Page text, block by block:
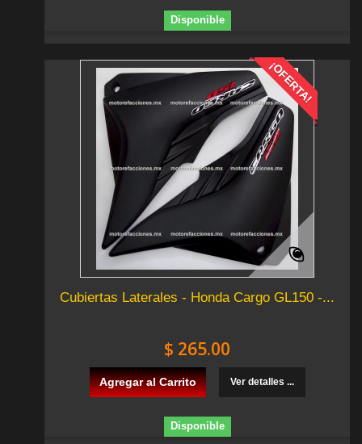
Disponible
¡OFERTA!
Cubiertas Laterales - Honda Cargo GL150 -...
$ 265.00
Agregar al Carrito Ver detalles ...
Disponible